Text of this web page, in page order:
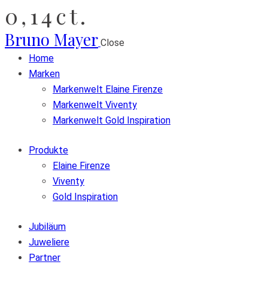
0,14ct.
Bruno Mayer Close
Home
Marken
Markenwelt Elaine Firenze
Markenwelt Viventy
Markenwelt Gold Inspiration
Produkte
Elaine Firenze
Viventy
Gold Inspiration
Jubiläum
Juweliere
Partner